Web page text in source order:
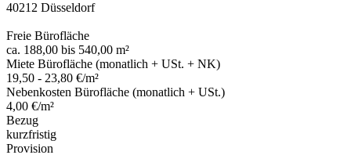
40212 Düsseldorf
Freie Bürofläche
ca. 188,00 bis 540,00 m²
Miete Bürofläche (monatlich + USt. + NK)
19,50 - 23,80 €/m²
Nebenkosten Bürofläche (monatlich + USt.)
4,00 €/m²
Bezug
kurzfristig
Provision